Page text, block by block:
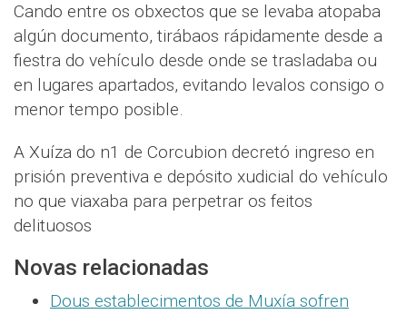
Cando entre os obxectos que se levaba atopaba
algún documento, tirábaos rápidamente desde a
fiestra do vehículo desde onde se trasladaba ou
en lugares apartados, evitando levalos consigo o
menor tempo posible.
A Xuíza do n1 de Corcubion decretó ingreso en
prisión preventiva e depósito xudicial do vehículo
no que viaxaba para perpetrar os feitos
delituosos
Novas relacionadas
Dous establecimentos de Muxía sofren